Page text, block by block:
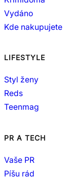
Vydáno
Kde nakupujete
LIFESTYLE
Styl ženy
Reds
Teenmag
PR A TECH
Vaše PR
Píšu rád